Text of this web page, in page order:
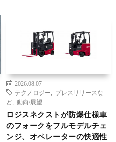
2026.08.07
テクノロジー
プレスリリースな
ど
動向/展望
ロジスネクストが防爆仕様車
のフォークをフルモデルチェ
ンジ、オペレーターの快適性